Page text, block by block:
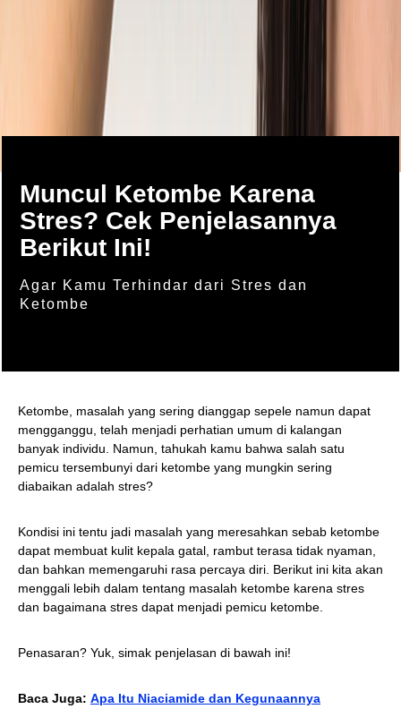
Muncul Ketombe Karena
Stres? Cek Penjelasannya
Berikut Ini!
Agar Kamu Terhindar dari Stres dan
Ketombe
Ketombe, masalah yang sering dianggap sepele namun dapat
mengganggu, telah menjadi perhatian umum di kalangan
banyak individu. Namun, tahukah kamu bahwa salah satu
pemicu tersembunyi dari ketombe yang mungkin sering
diabaikan adalah stres?
Kondisi ini tentu jadi masalah yang meresahkan sebab ketombe
dapat membuat kulit kepala gatal, rambut terasa tidak nyaman,
dan bahkan memengaruhi rasa percaya diri. Berikut ini kita akan
menggali lebih dalam tentang masalah ketombe karena stres
dan bagaimana stres dapat menjadi pemicu ketombe.
Penasaran? Yuk, simak penjelasan di bawah ini!
Baca Juga: Apa Itu Niaciamide dan Kegunaannya